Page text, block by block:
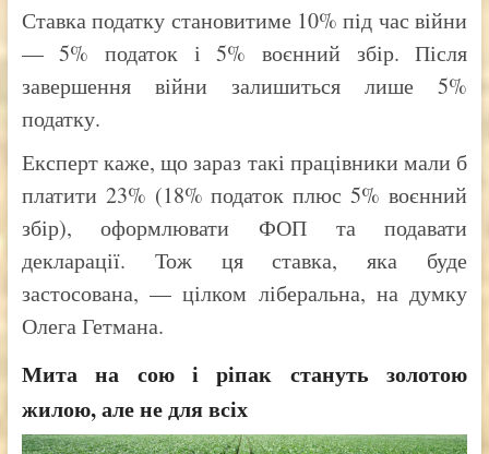
Ставка податку становитиме 10% під час війни
— 5% податок і 5% воєнний збір. Після
завершення війни залишиться лише 5%
податку.
Експерт каже, що зараз такі працівники мали б
платити 23% (18% податок плюс 5% воєнний
збір), оформлювати ФОП та подавати
декларації. Тож ця ставка, яка буде
застосована, — цілком ліберальна, на думку
Олега Гетмана.
Мита на сою і ріпак стануть золотою
жилою, але не для всіх